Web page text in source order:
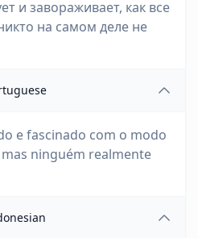
и завораживает, как все
на самом деле не
e fascinado com o modo
ninguém realmente